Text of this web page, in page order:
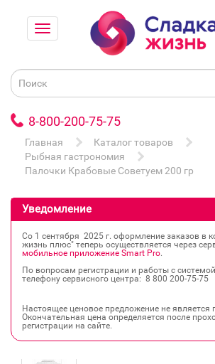
8-800-200-75-75
Главная
Каталог товаров
Рыбная гастрономия
Палочки Крабовые Советуем 200 гр
Уведомление
Со 1 сентября 2025 г. оформление заказов в
жизнь плюс" теперь осуществляется через
мобильное приложение Smart Pro.
По вопросам регистрации и работы с
телефону сервисного центра: 8 800 200‐75‐75
Настоящее ценовое предложение не является
Окончательная цена определяется после
регистрации на сайте.